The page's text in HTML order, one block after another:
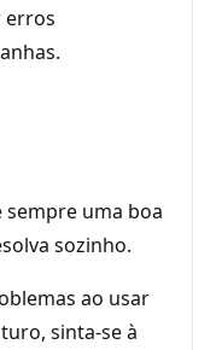
erros
uma boa
sozinho.
ao usar
sinta-se à